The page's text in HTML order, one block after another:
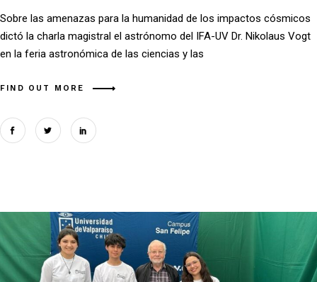
Sobre las amenazas para la humanidad de los impactos cósmicos
dictó la charla magistral el astrónomo del IFA-UV Dr. Nikolaus Vogt
en la feria astronómica de las ciencias y las
FIND OUT MORE